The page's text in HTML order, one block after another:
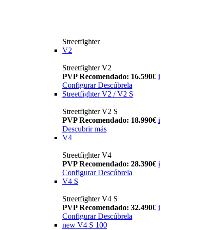
Streetfighter
V2
Streetfighter V2
PVP Recomendado: 16.590€ i
Configurar Descúbrela
Streetfighter V2 / V2 S
Streetfighter V2 S
PVP Recomendado: 18.990€ i
Descubrir más
V4
Streetfighter V4
PVP Recomendado: 28.390€ i
Configurar Descúbrela
V4 S
Streetfighter V4 S
PVP Recomendado: 32.490€ i
Configurar Descúbrela
new V4 S 100